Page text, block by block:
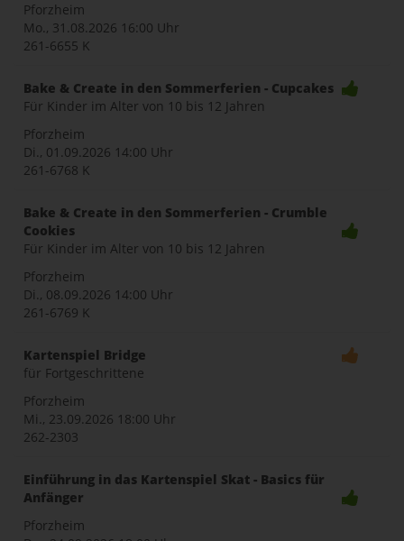
Pforzheim
Mo., 31.08.2026 16:00 Uhr
261-6655 K
Bake & Create in den Sommerferien - Cupcakes
Für Kinder im Alter von 10 bis 12 Jahren
Pforzheim
Di., 01.09.2026 14:00 Uhr
261-6768 K
Bake & Create in den Sommerferien - Crumble
Cookies
Für Kinder im Alter von 10 bis 12 Jahren
Pforzheim
Di., 08.09.2026 14:00 Uhr
261-6769 K
Kartenspiel Bridge
für Fortgeschrittene
Pforzheim
Mi., 23.09.2026 18:00 Uhr
262-2303
Einführung in das Kartenspiel Skat - Basics für
Anfänger
Pforzheim